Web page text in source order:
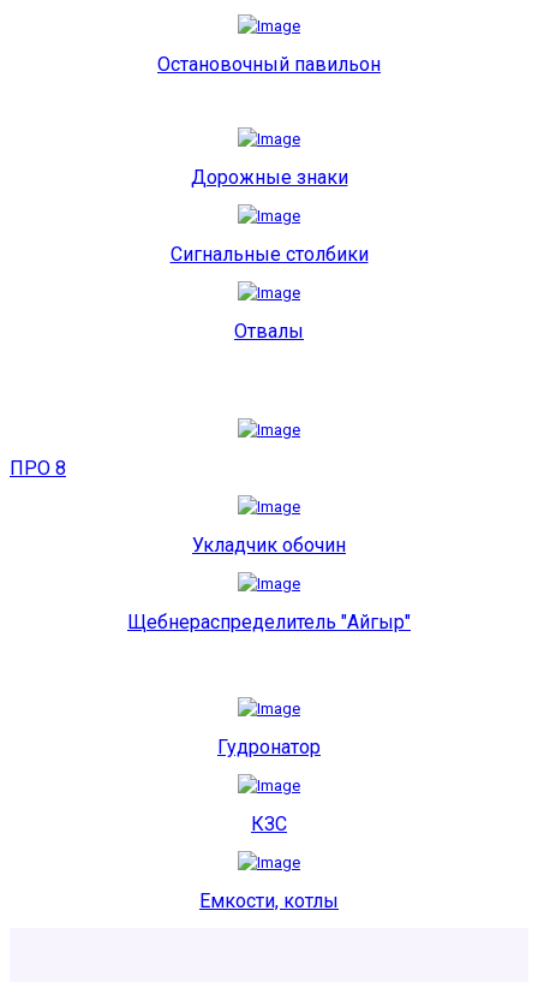
Остановочный павильон
Дорожные знаки
Сигнальные столбики
Отвалы
ПРО 8
Укладчик обочин
Щебнераспределитель "Айгыр"
Гудронатор
КЗС
Емкости, котлы